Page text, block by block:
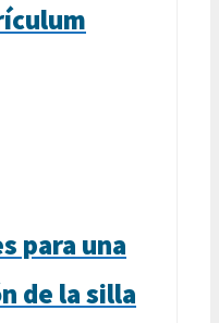
para una
de la silla